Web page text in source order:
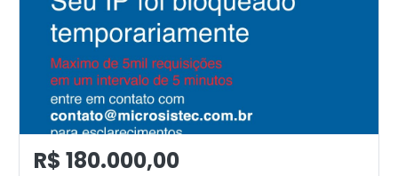
R$ 180.000,00